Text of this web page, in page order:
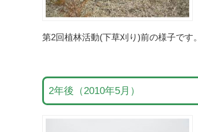
第2回植林活動(下草刈り)前の様子です。
2年後（2010年5月）